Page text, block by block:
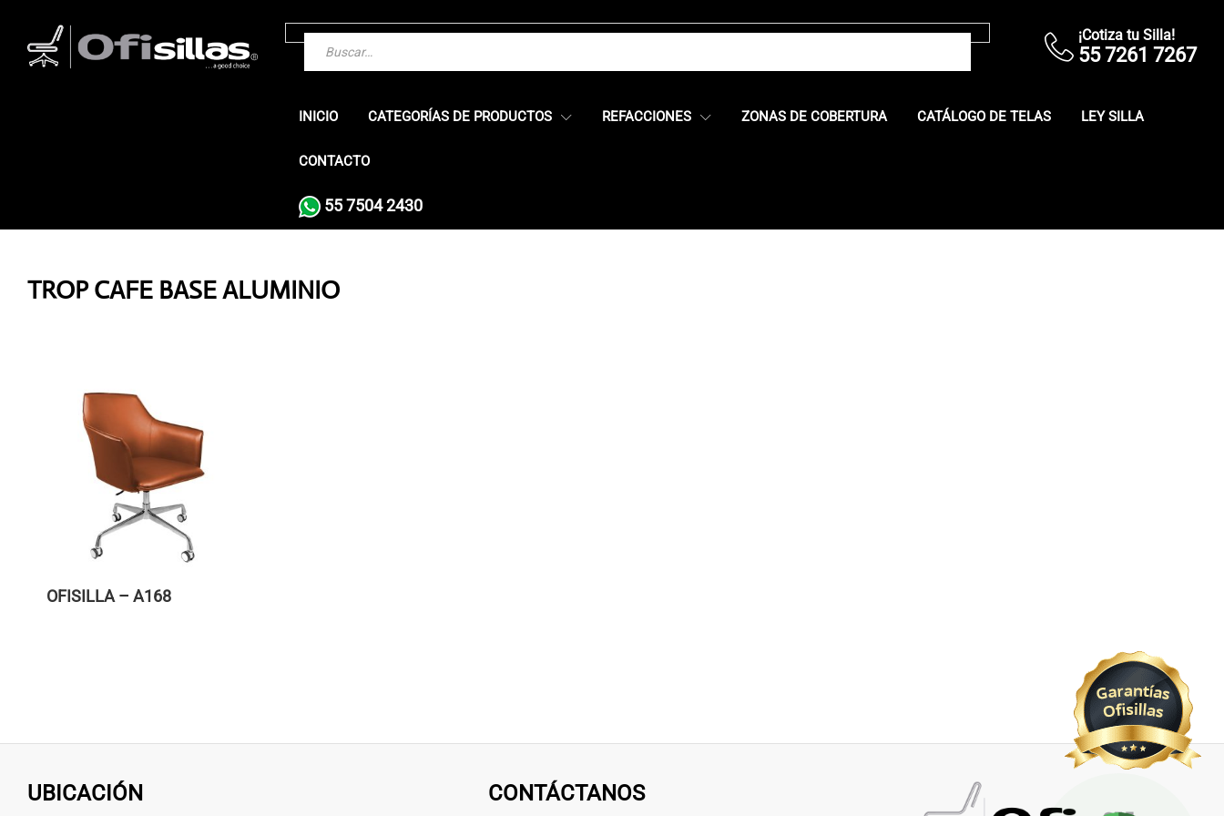
¡Cotiza tu Silla!
55 7261 7267
INICIO CATEGORÍAS DE PRODUCTOS REFACCIONES ZONAS DE COBERTURA CATÁLOGO DE TELAS LEY SILLA
CONTACTO
55 7504 2430
TROP CAFE BASE ALUMINIO
OFISILLA – A168
UBICACIÓN CONTÁCTANOS